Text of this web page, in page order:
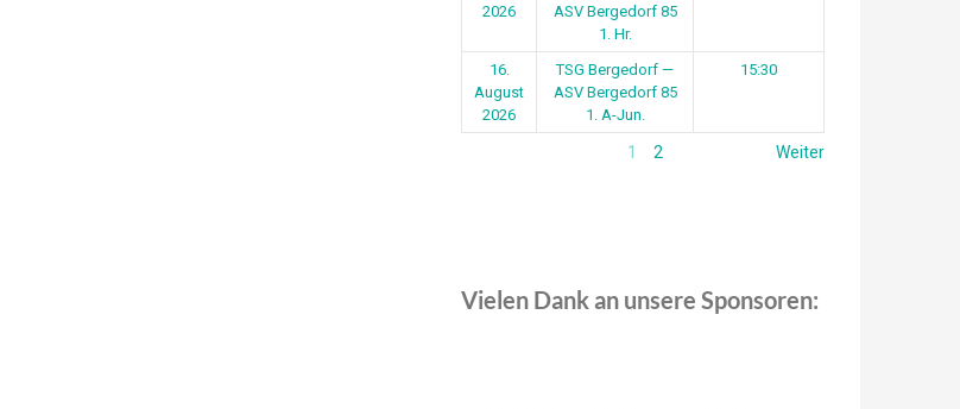
2026
ASV Bergedorf 85
1. Hr.
16.
August
2026
TSG Bergedorf —
ASV Bergedorf 85
1. A-Jun.
15:30
1 2 Weiter
Vielen Dank an unsere Sponsoren: